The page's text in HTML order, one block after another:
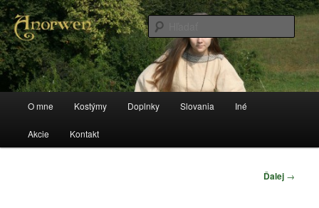
Preskočiť
na
primárny
obsahanorwen
Stránka o kostýmoch a všetkom, čo sa k tomu vzťahuje
O mne Kostýmy Doplnky Slovania Iné
Akcie Kontakt
Navigácia
Ďalej →